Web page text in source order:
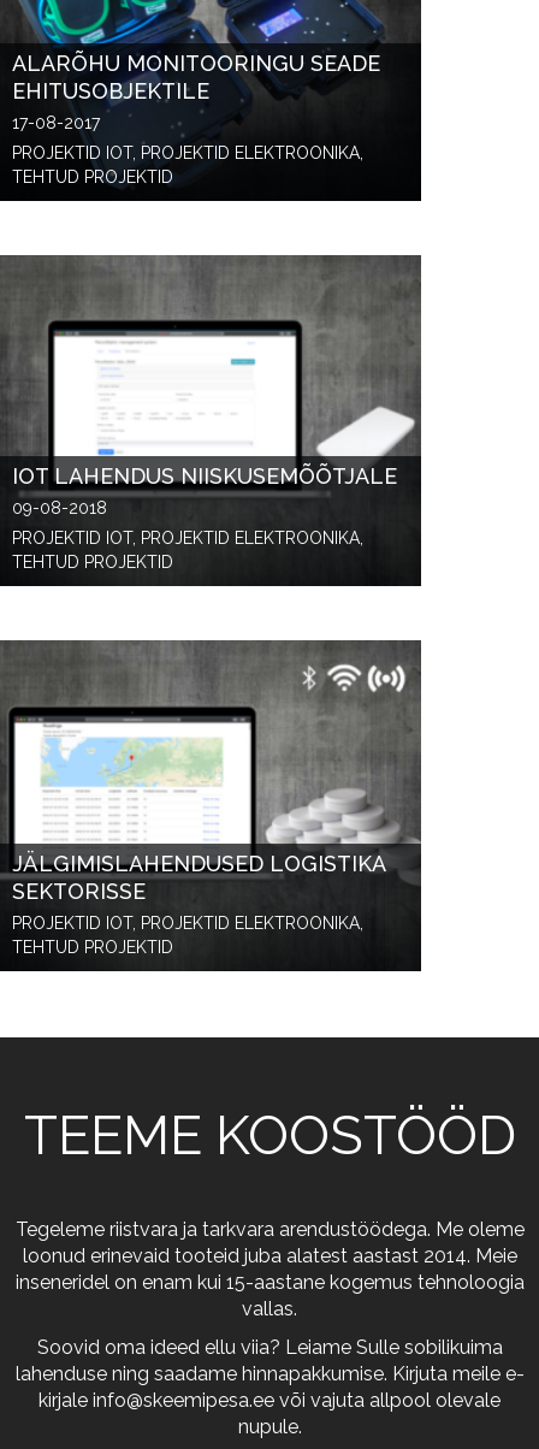
ALARÕHU MONITOORINGU SEADE
EHITUSOBJEKTILE
17-08-2017
PROJEKTID IOT, PROJEKTID ELEKTROONIKA,
TEHTUD PROJEKTID
IOT LAHENDUS NIISKUSEMÕÕTJALE
09-08-2018
PROJEKTID IOT, PROJEKTID ELEKTROONIKA,
TEHTUD PROJEKTID
JÄLGIMISLAHENDUSED LOGISTIKA
SEKTORISSE
PROJEKTID IOT, PROJEKTID ELEKTROONIKA,
TEHTUD PROJEKTID
TEEME KOOSTÖÖD
Tegeleme riistvara ja tarkvara arendustöödega. Me oleme
loonud erinevaid tooteid juba alatest aastast 2014. Meie
inseneridel on enam kui 15-aastane kogemus tehnoloogia
vallas.
Soovid oma ideed ellu viia? Leiame Sulle sobilikuima
lahenduse ning saadame hinnapakkumise. Kirjuta meile e-
kirjale info@skeemipesa.ee või vajuta allpool olevale
nupule.